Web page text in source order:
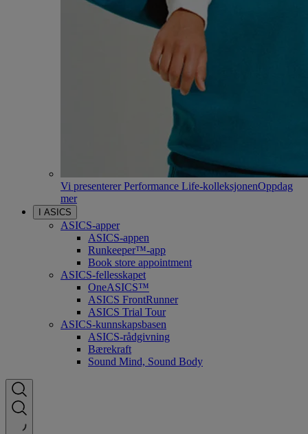
Vi presenterer Performance Life-kolleksjonenOppdag
mer
I ASICS
ASICS-apper
ASICS-appen
Runkeeper™-app
Book store appointment
ASICS-fellesskapet
OneASICS™
ASICS FrontRunner
ASICS Trial Tour
ASICS-kunnskapsbasen
ASICS-rådgivning
Bærekraft
Sound Mind, Sound Body